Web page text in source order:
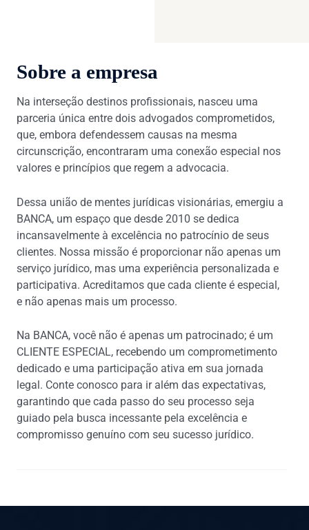
Sobre a empresa
Na interseção destinos profissionais, nasceu uma
parceria única entre dois advogados comprometidos,
que, embora defendessem causas na mesma
circunscrição, encontraram uma conexão especial nos
valores e princípios que regem a advocacia.
Dessa união de mentes jurídicas visionárias, emergiu a
BANCA, um espaço que desde 2010 se dedica
incansavelmente à excelência no patrocínio de seus
clientes. Nossa missão é proporcionar não apenas um
serviço jurídico, mas uma experiência personalizada e
participativa. Acreditamos que cada cliente é especial,
e não apenas mais um processo.
Na BANCA, você não é apenas um patrocinado; é um
CLIENTE ESPECIAL, recebendo um comprometimento
dedicado e uma participação ativa em sua jornada
legal. Conte conosco para ir além das expectativas,
garantindo que cada passo do seu processo seja
guiado pela busca incessante pela excelência e
compromisso genuíno com seu sucesso jurídico.